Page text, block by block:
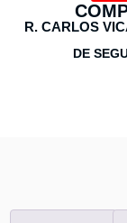
R. CARLOS
DE